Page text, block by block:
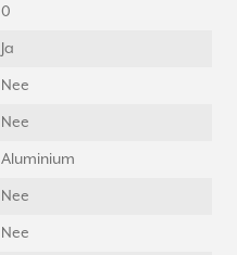
0
Ja
Nee
Nee
Aluminium
Nee
Nee